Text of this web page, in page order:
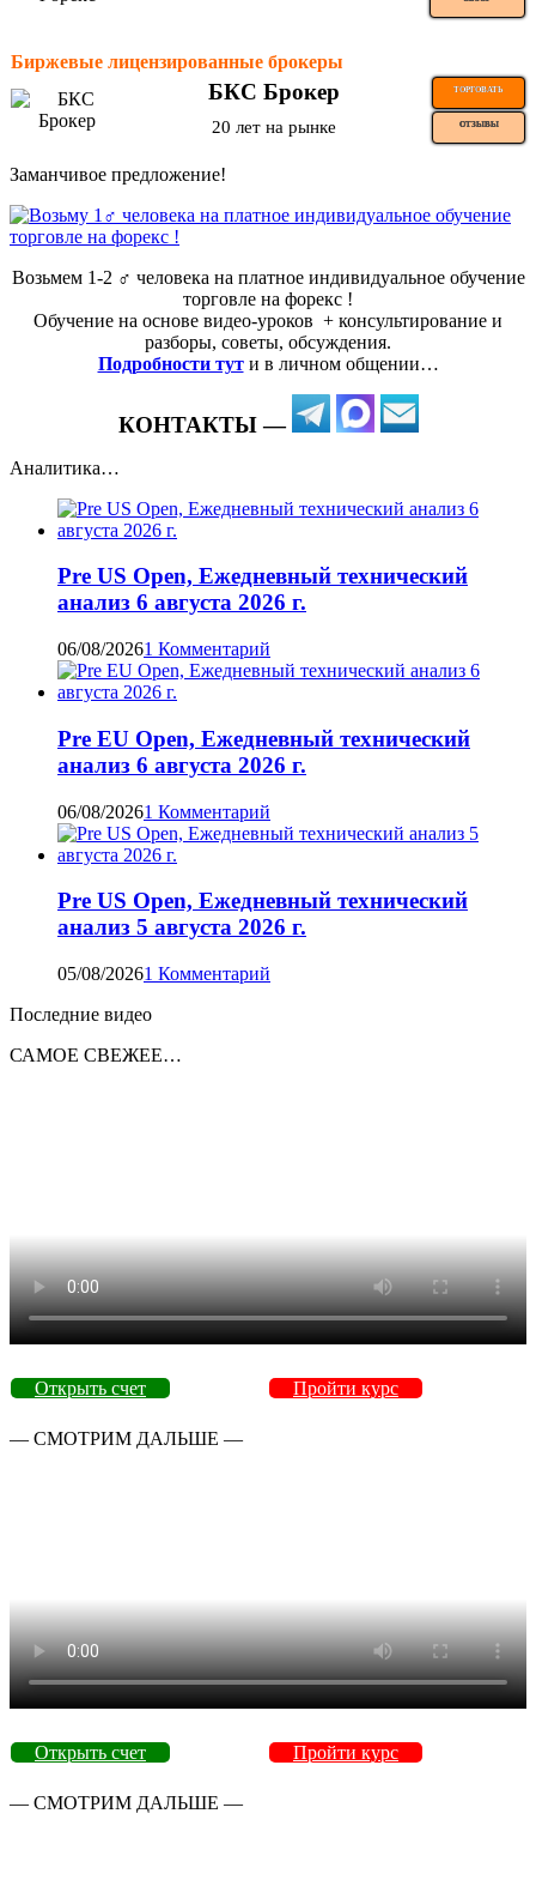
Биржевые лицензированные брокеры
БКС Брокер ТОРГОВАТЬ
20 лет на рынке ОТЗЫВЫ
Заманчивое предложение!
Возьмем 1-2 ‍♂️ человека на платное индивидуальное обучение
торговле на форекс !
Обучение на основе видео-уроков ️ + консультирование и
разборы, советы, обсуждения.
Подробности тут и в личном общении…
КОНТАКТЫ —
Аналитика…
Pre US Open, Ежедневный технический
анализ 6 августа 2026 г.
06/08/20261 Комментарий
Pre EU Open, Ежедневный технический
анализ 6 августа 2026 г.
06/08/20261 Комментарий
Pre US Open, Ежедневный технический
анализ 5 августа 2026 г.
05/08/20261 Комментарий
Последние видео
САМОЕ СВЕЖЕЕ…
Открыть счет Пройти курс
— СМОТРИМ ДАЛЬШЕ —
Открыть счет Пройти курс
— СМОТРИМ ДАЛЬШЕ —